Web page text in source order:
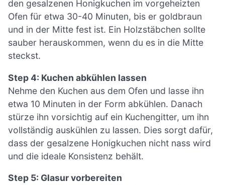
den gesalzenen Honigkuchen im vorgeheizten
Ofen für etwa 30-40 Minuten, bis er goldbraun
und in der Mitte fest ist. Ein Holzstäbchen sollte
sauber herauskommen, wenn du es in die Mitte
steckst.
Step 4: Kuchen abkühlen lassen
Nehme den Kuchen aus dem Ofen und lasse ihn
etwa 10 Minuten in der Form abkühlen. Danach
stürze ihn vorsichtig auf ein Kuchengitter, um ihn
vollständig auskühlen zu lassen. Dies sorgt dafür,
dass der gesalzene Honigkuchen nicht nass wird
und die ideale Konsistenz behält.
Step 5: Glasur vorbereiten